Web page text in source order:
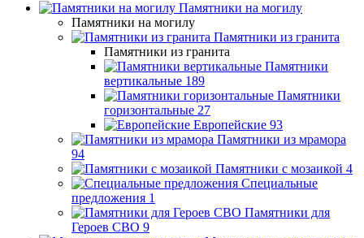
Памятники на могилу
Памятники на могилу
Памятники из гранита
Памятники из гранита
Памятники
вертикальные 189
Памятники
горизонтальные 27
Европейские 93
Памятники из мрамора
94
Памятники с мозаикой 4
Специальные
предложения 1
Памятники для
Героев СВО 9